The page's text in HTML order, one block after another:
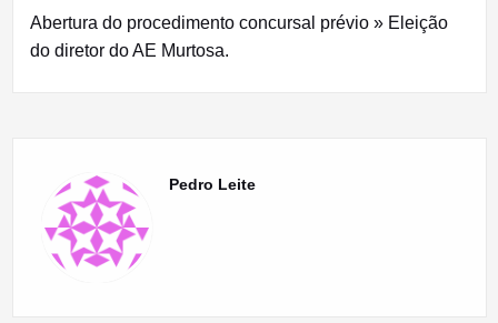
Abertura do procedimento concursal prévio » Eleição
do diretor do AE Murtosa.
Pedro Leite